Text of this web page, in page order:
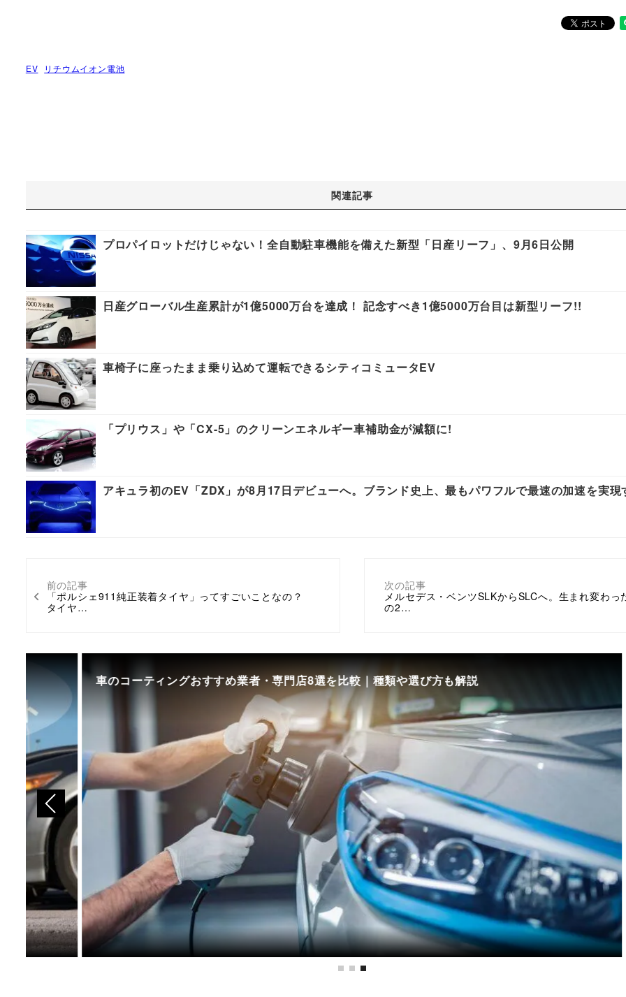
EV リチウムイオン電池
前の記事
「ポルシェ911純正装着タイヤ」ってすごいことなの？
タイヤ…
次の記事
メルセデス・ベンツSLKからSLCへ。生まれ変わっ
の2…
関連記事
プロパイロットだけじゃない！全自動駐車機能を備えた新型「日産リーフ」、9月6日公開
日産グローバル生産累計が1億5000万台を達成！ 記念すべき1億5000万台目は新型リーフ!!
車椅子に座ったまま乗り込めて運転できるシティコミュータEV
「プリウス」や「CX-5」のクリーンエネルギー車補助金が減額に!
アキュラ初のEV「ZDX」が8月17日デビューへ。ブランド史上、最もパワフルで最速の加速を実
車のコーティングおすすめ業者・専門店8選を比較｜種類や選び方も解説